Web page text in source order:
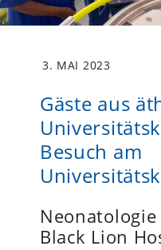
3. MAI 2023
Gäste aus
Besuch am
Black Lion